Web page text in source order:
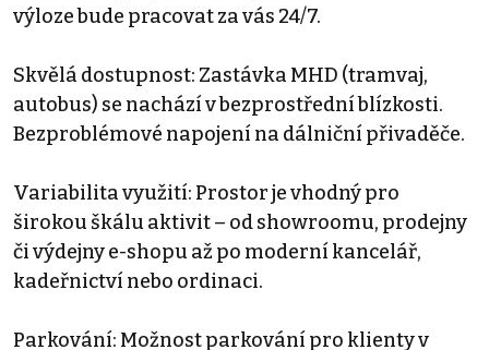
výloze bude pracovat za vás 24/7.
Skvělá dostupnost: Zastávka MHD (tramvaj,
autobus) se nachází v bezprostřední blízkosti.
Bezproblémové napojení na dálniční přivaděče.
Variabilita využití: Prostor je vhodný pro
širokou škálu aktivit – od showroomu, prodejny
či výdejny e-shopu až po moderní kancelář,
kadeřnictví nebo ordinaci.
Parkování: Možnost parkování pro klienty v